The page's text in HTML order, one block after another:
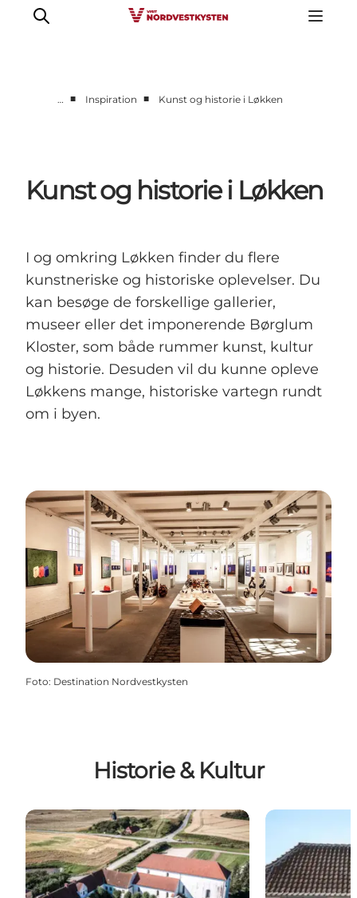
Handicapvenlig ferie
Events
Planlæg din ferie
… ■ Inspiration ■ Kunst og historie i Løkken
Kunst og historie i Løkken
I og omkring Løkken finder du flere
kunstneriske og historiske oplevelser. Du
kan besøge de forskellige gallerier,
museer eller det imponerende Børglum
Kloster, som både rummer kunst, kultur
og historie. Desuden vil du kunne opleve
Løkkens mange, historiske vartegn rundt
om i byen.
Foto: Destination Nordvestkysten
Historie & Kultur
Børglum Kloster Løkken